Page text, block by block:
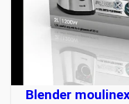
Blender